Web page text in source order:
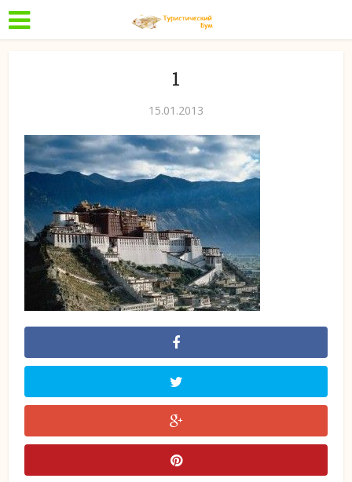
1
15.01.2013